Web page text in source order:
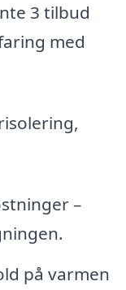
3 tilbud
med
–
på varmen